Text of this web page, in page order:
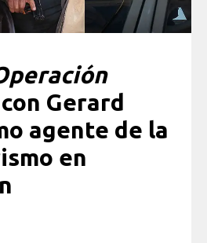
Gerard
agente de la
en